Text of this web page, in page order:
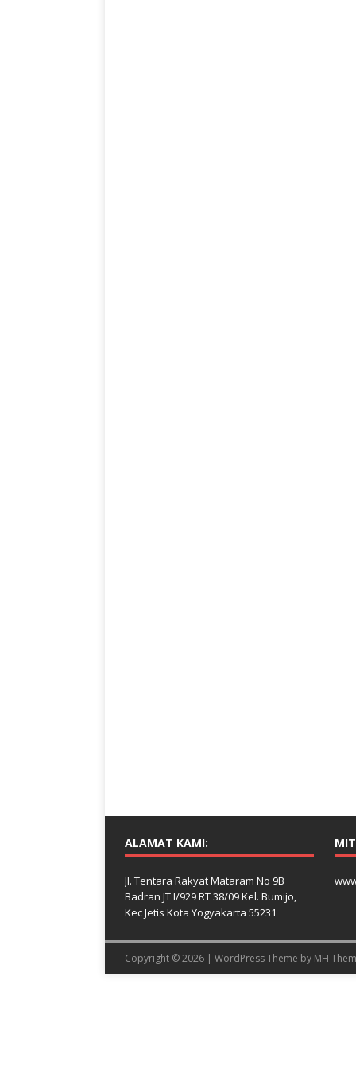
ALAMAT KAMI:
Jl. Tentara Rakyat Mataram No 9B
Badran JT I/929 RT 38/09 Kel. Bumijo,
Kec Jetis Kota Yogyakarta 55231
Copyright © 2026 | WordPress Theme by MH